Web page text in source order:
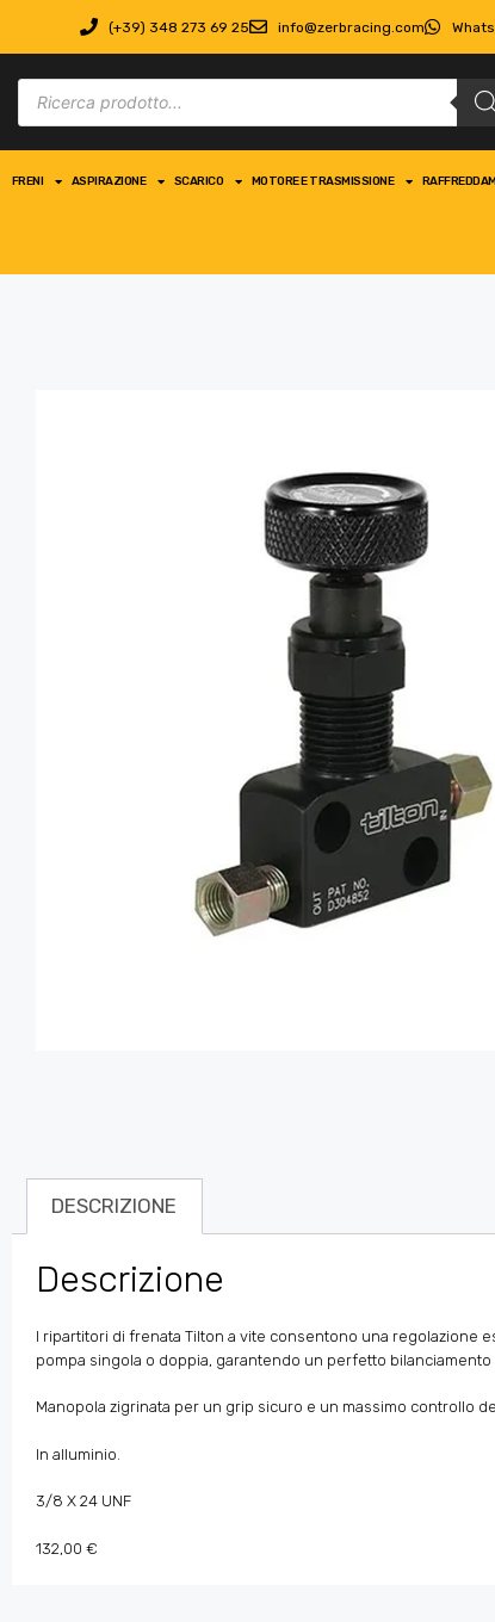
(+39) 348 273 69 25 info@zerbracing.com
FRENI ASPIRAZIONE SCARICO MOTORE E TRASMISSIONE
DESCRIZIONE
Descrizione
I ripartitori di frenata Tilton a vite consentono una regolazione
pompa singola o doppia, garantendo un perfetto
Manopola zigrinata per un grip sicuro e un massimo controllo
In alluminio.
3/8 X 24 UNF
132,00 €